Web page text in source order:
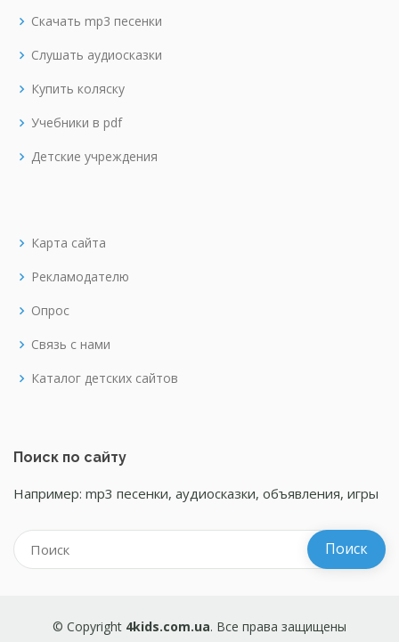
Скачать mp3 песенки
Слушать аудиосказки
Купить коляску
Учебники в pdf
Детские учреждения
Карта сайта
Рекламодателю
Опрос
Связь с нами
Каталог детских сайтов
Поиск по сайту
Например: mp3 песенки, аудиосказки, объявления, игры
© Copyright 4kids.com.ua. Все права защищены